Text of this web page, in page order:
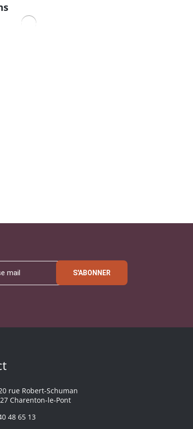
S'ABONNER
rue Robert-Schuman
Charenton-le-Pont
48 65 13